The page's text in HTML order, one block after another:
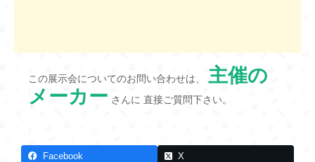
この展示会についてのお問い合わせは、 主催の
メーカー さんに 直接ご質問下さい。
Facebook X